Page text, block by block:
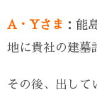
A・Yさま ：能
地に貴社の建墓
その後、出して